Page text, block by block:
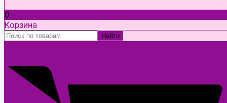
0
Корзина
Найти